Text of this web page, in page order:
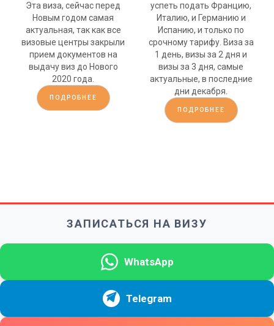
Эта виза, сейчас перед
Новым годом самая
актуальная, так как все
визовые центры закрыли
прием документов на
выдачу виз до Нового
2020 года.
ПОДРОБНЕЕ
успеть подать Францию,
Италию, и Германию и
Испанию, и только по
срочному тарифу. Виза за
1 день, визы за 2 дня и
визы за 3 дня, самые
актуальные, в последние
дни декабря.
ПОДРОБНЕЕ
ЗАПИСАТЬСЯ НА ВИЗУ
WhatsApp
Telegram